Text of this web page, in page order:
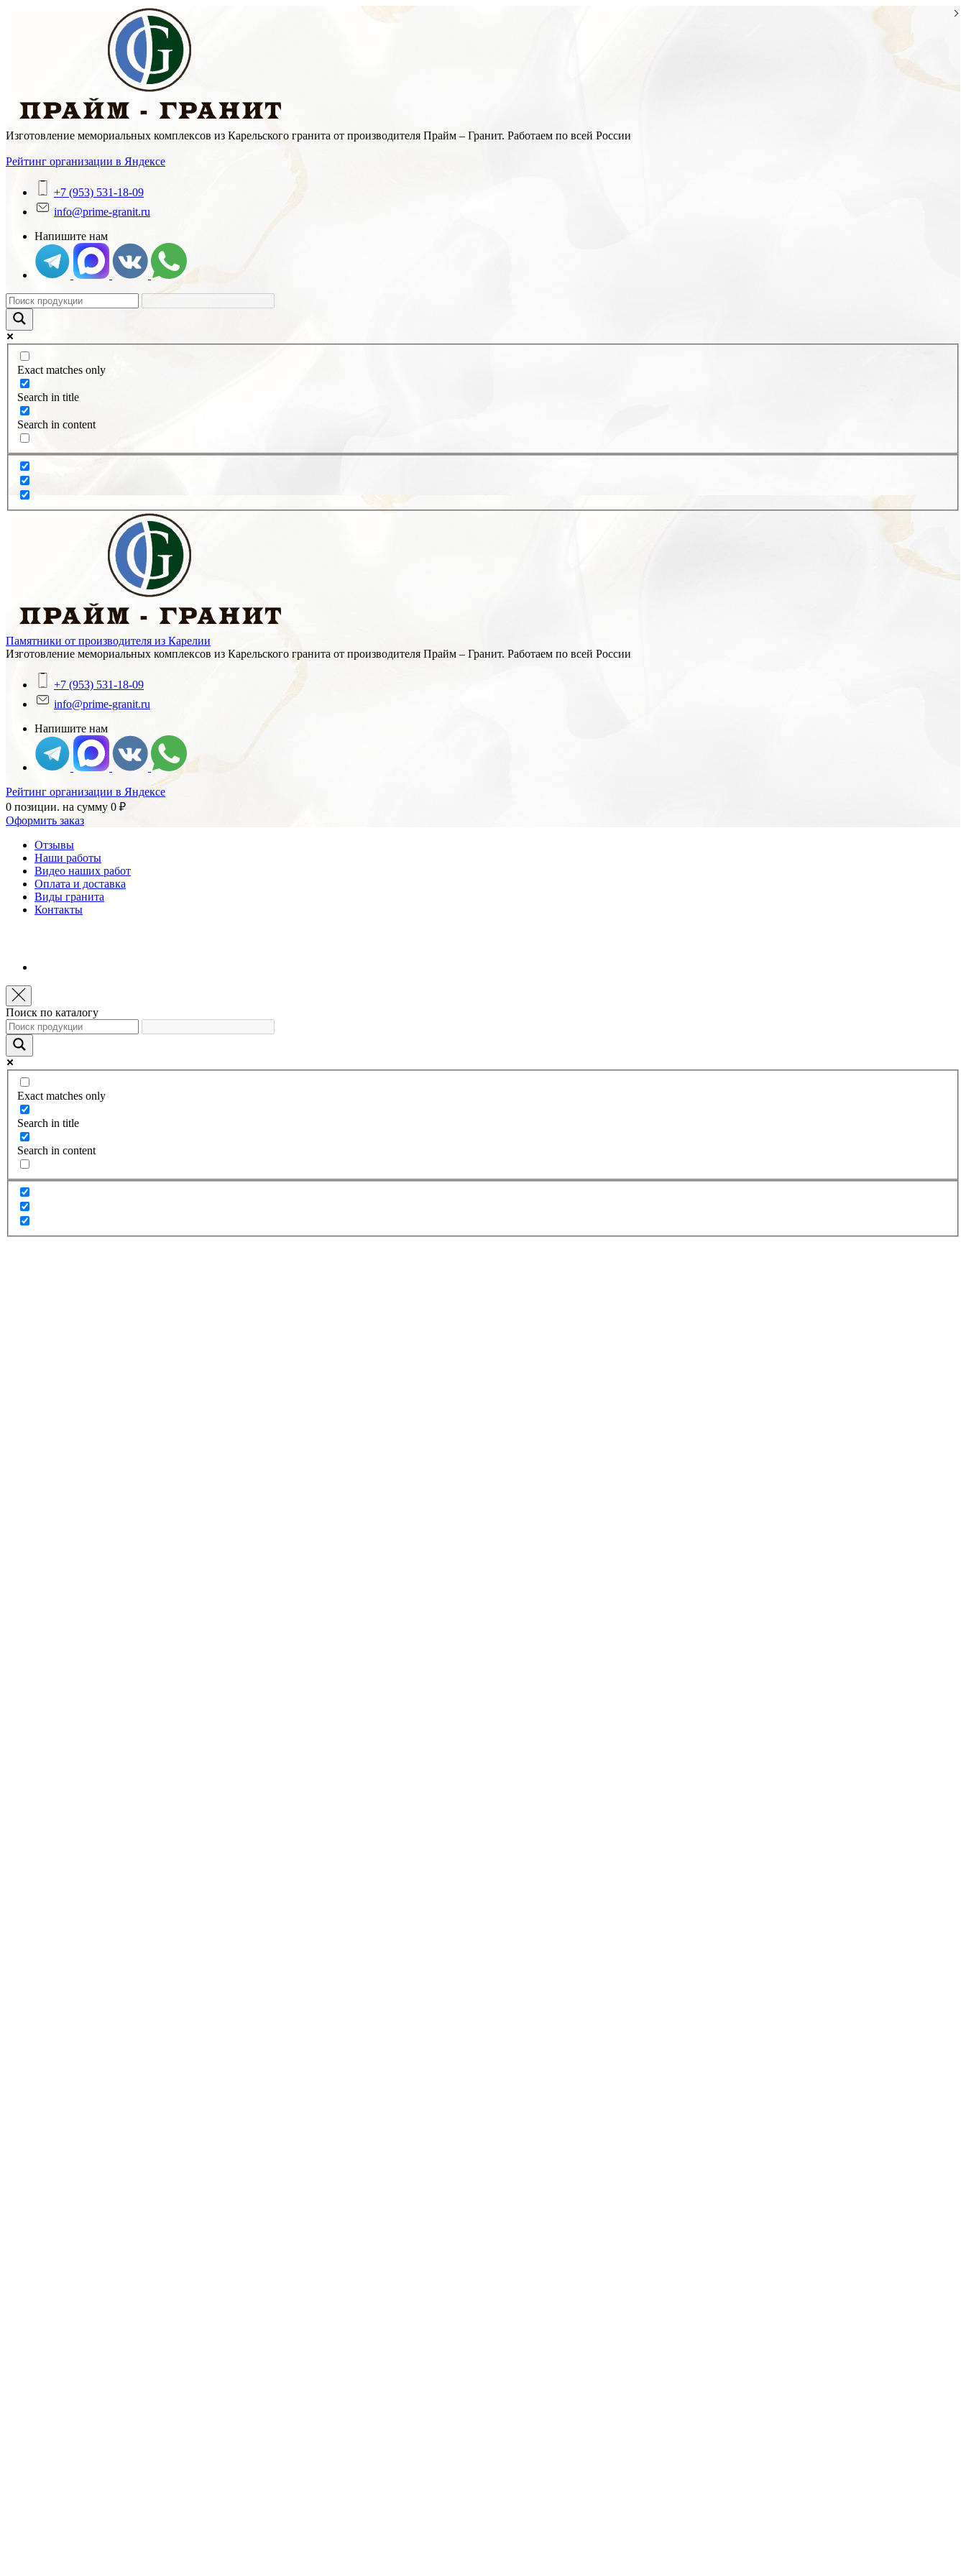
Изготовление мемориальных комплексов из Карельского гранита от производителя Прайм – Гранит. Работаем по всей России
Рейтинг организации в Яндексе
+7 (953) 531-18-09
info@prime-granit.ru
Напишите нам
Exact matches only
Search in title
Search in content
Памятники от производителя из Карелии
Изготовление мемориальных комплексов из Карельского гранита от производителя Прайм – Гранит. Работаем по всей России
+7 (953) 531-18-09
info@prime-granit.ru
Напишите нам
Рейтинг организации в Яндексе
0 позиции. на сумму 0 ₽
Оформить заказ
Отзывы
Наши работы
Видео наших работ
Оплата и доставка
Виды гранита
Контакты
Поиск по каталогу
Exact matches only
Search in title
Search in content